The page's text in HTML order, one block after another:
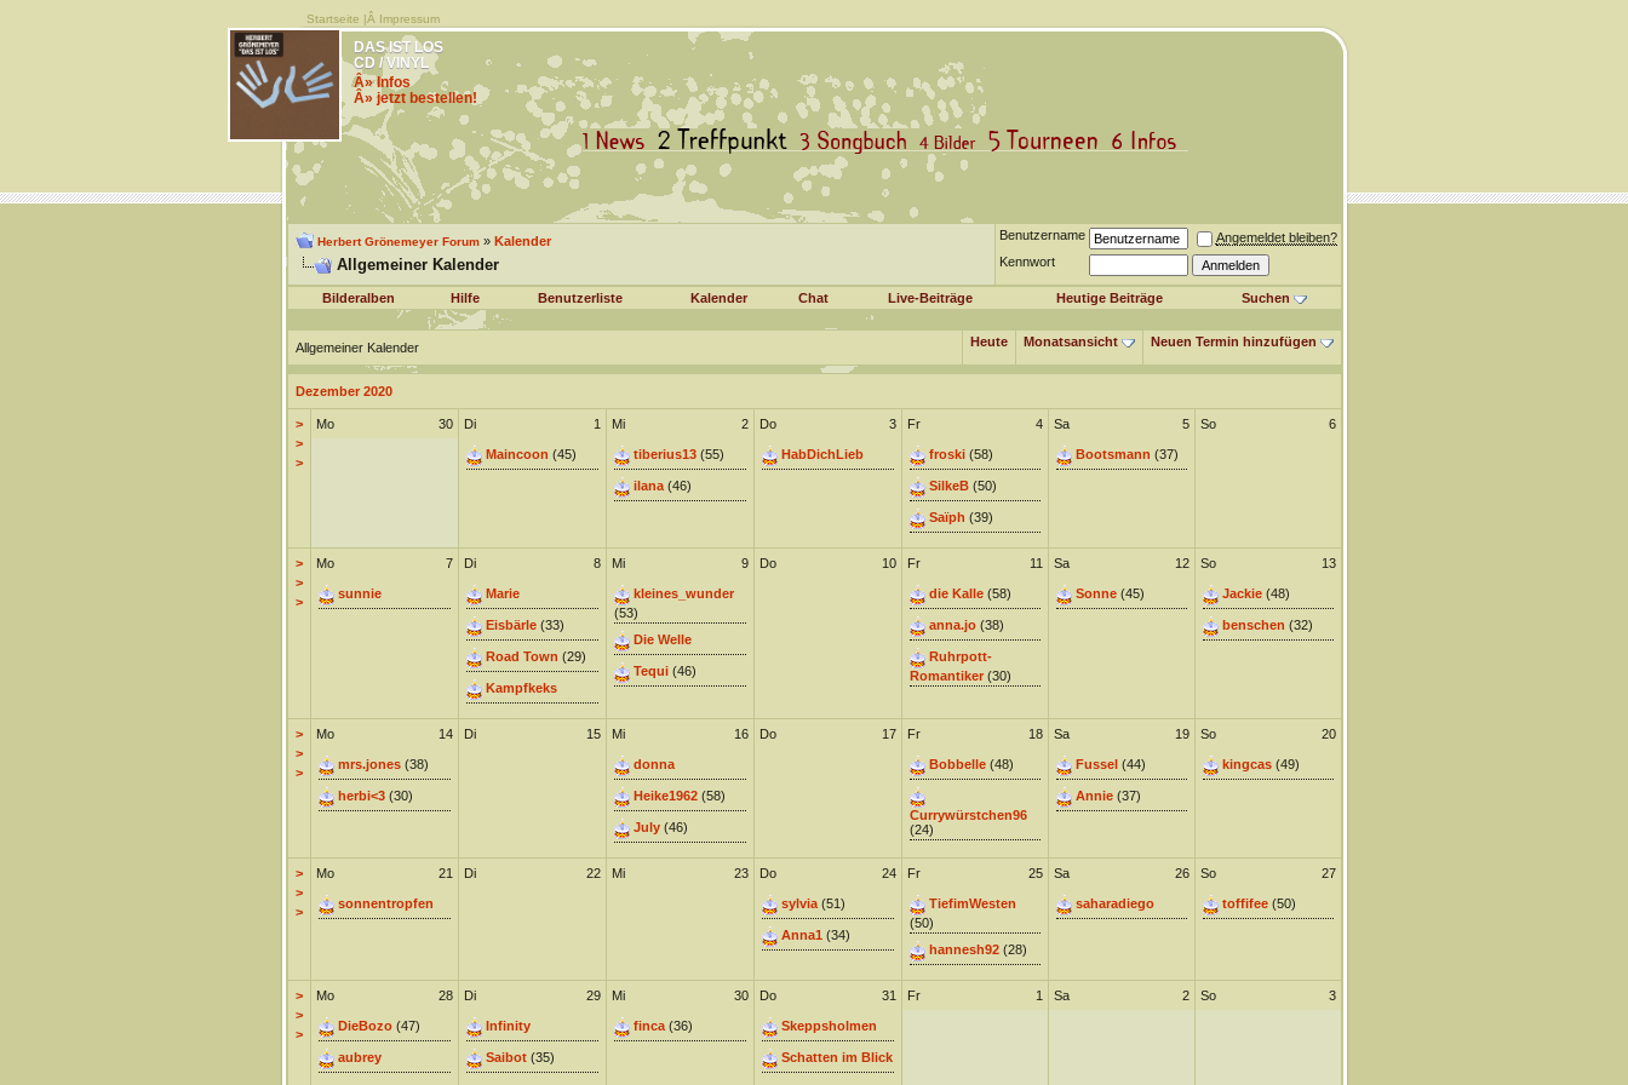
Startseite |Â Impressum
DAS IST LOS
CD / VINYL
Â» Infos
Â» jetzt bestellen!
Herbert Grönemeyer Forum» Kalender
Allgemeiner Kalender
Benutzername
Angemeldet bleiben?
Kennwort
Bilderalben Hilfe Benutzerliste Kalender Chat Live-Beiträge Heutige Beiträge Suchen
Allgemeiner Kalender Heute Monatsansicht Neuen Termin hinzufügen
Dezember 2020
>
>
>
30
Mo 1
Di
Maincoon (45)
2
Mi
tiberius13(55)
ilana(46)
3
Do
HabDichLieb
4
Fr
froski(58)
SilkeB(50)
Saïph (39)
5
Sa
Bootsmann (37)
6
So
>
>
>
7
Mo
sunnie
8
Di
Marie
Eisbärle(33)
Road Town (29)
Kampfkeks
9
Mi
kleines_wunder
(53)
Die Welle
Tequi(46)
10
Do 11
Fr
die Kalle(58)
anna.jo(38)
Ruhrpott-
Romantiker(30)
12
Sa
Sonne(45)
13
So
Jackie(48)
benschen (32)
>
>
>
14
Mo
mrs.jones(38)
herbi<3(30)
15
Di 16
Mi
donna
Heike1962(58)
July(46)
17
Do 18
Fr
Bobbelle(48)
Currywürstchen96
(24)
19
Sa
Fussel (44)
Annie(37)
20
So
kingcas(49)
>
>
>
21
Mo
sonnentropfen
22
Di 23
Mi 24
Do
sylvia(51)
Anna1(34)
25
Fr
TiefimWesten
(50)
hannesh92(28)
26
Sa
saharadiego
27
So
toffifee(50)
>
>
>
28
Mo
DieBozo(47)
aubrey
29
Di
Infinity
Saibot(35)
30
Mi
finca(36)
31
Do
Skeppsholmen
Schatten im Blick
1
Fr 2
Sa 3
So